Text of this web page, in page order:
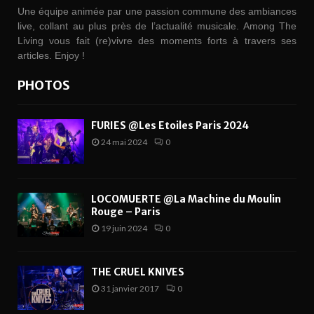
Une équipe animée par une passion commune des ambiances
live, collant au plus près de l’actualité musicale. Among The
Living vous fait (re)vivre des moments forts à travers ses
articles. Enjoy !
PHOTOS
FURIES @Les Etoiles Paris 2024
24 mai 2024 0
LOCOMUERTE @La Machine du Moulin
Rouge – Paris
19 juin 2024 0
THE CRUEL KNIVES
31 janvier 2017 0